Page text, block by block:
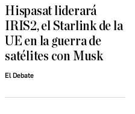
Hispasat liderará
IRIS2, el Starlink de la
UE en la guerra de
satélites con Musk
El Debate